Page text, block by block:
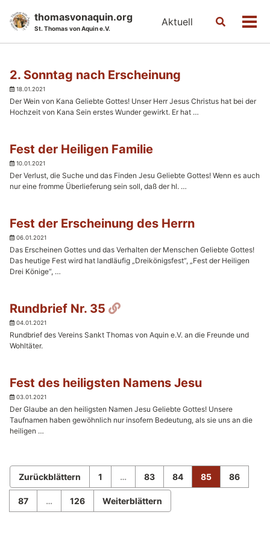
thomasvonaquin.org
St. Thomas von Aquin e.V.
Aktuell
Toggle
2. Sonntag nach Erscheinung
18.01.2021
Der Wein von Kana Geliebte Gottes! Unser Herr Jesus Christus hat bei der
Hochzeit von Kana Sein erstes Wunder gewirkt. Er hat …
Fest der Heiligen Familie
10.01.2021
Der Verlust, die Suche und das Finden Jesu Geliebte Gottes! Wenn es auch
nur eine fromme Überlieferung sein soll, daß der hl. …
Fest der Erscheinung des Herrn
06.01.2021
Das Erscheinen Gottes und das Verhalten der Menschen Geliebte Gottes!
Das heutige Fest wird hat landläufig „Dreikönigsfest“, „Fest der Heiligen
Drei Könige“, …
Rundbrief Nr. 35 Permalink
04.01.2021
Rundbrief des Vereins Sankt Thomas von Aquin e.V. an die Freunde und
Wohltäter.
Fest des heiligsten Namens Jesu
03.01.2021
Der Glaube an den heiligsten Namen Jesu Geliebte Gottes! Unsere
Taufnamen haben gewöhnlich nur insofern Bedeutung, als sie uns an die
heiligen …
Zurückblättern 1 … 83 84 85 86
87 … 126 Weiterblättern